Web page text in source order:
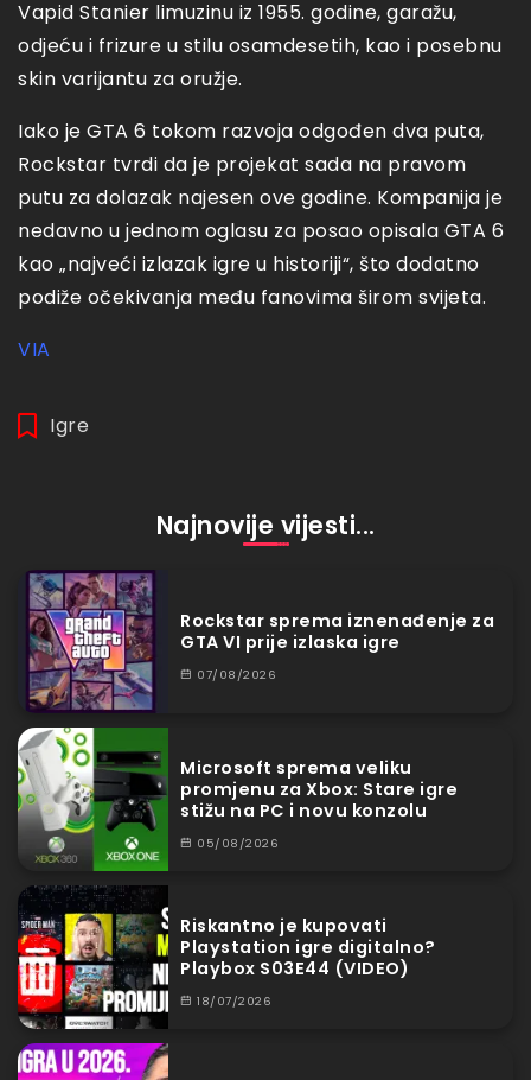
Vapid Stanier limuzinu iz 1955. godine, garažu,
odjeću i frizure u stilu osamdesetih, kao i posebnu
skin varijantu za oružje.
Iako je GTA 6 tokom razvoja odgođen dva puta,
Rockstar tvrdi da je projekat sada na pravom
putu za dolazak najesen ove godine. Kompanija je
nedavno u jednom oglasu za posao opisala GTA 6
kao „najveći izlazak igre u historiji“, što dodatno
podiže očekivanja među fanovima širom svijeta.
VIA
Igre
Najnovije vijesti...
Rockstar sprema iznenađenje za
GTA VI prije izlaska igre
07/08/2026
Microsoft sprema veliku
promjenu za Xbox: Stare igre
stižu na PC i novu konzolu
05/08/2026
Riskantno je kupovati
Playstation igre digitalno?
Playbox S03E44 (VIDEO)
18/07/2026